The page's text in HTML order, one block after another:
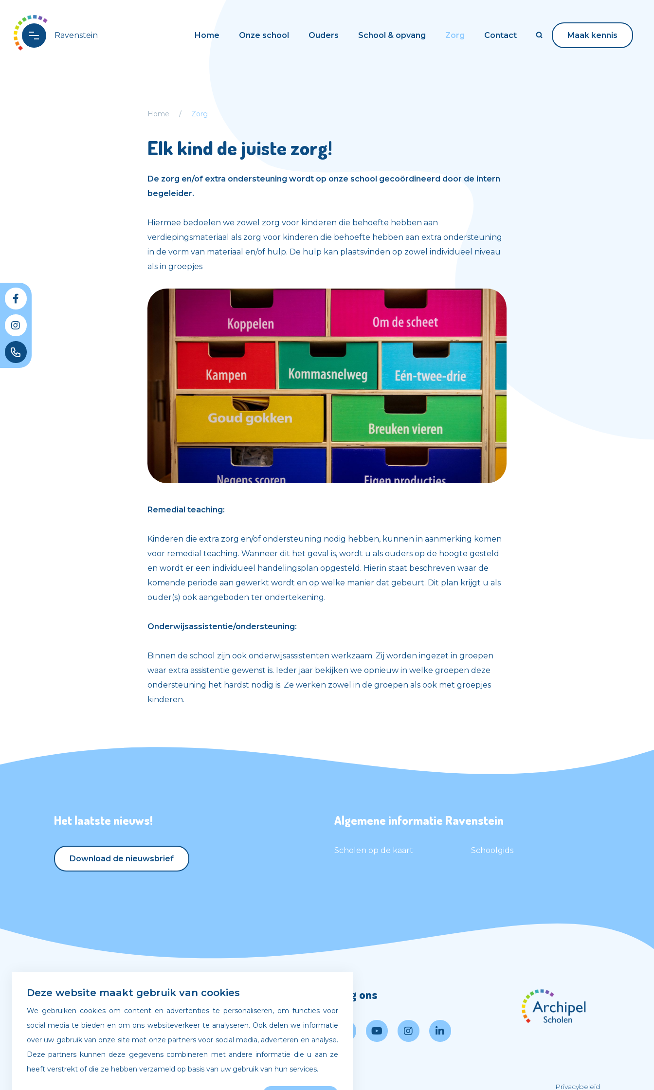
Ravenstein Home Onze school Ouders School & opvang Zorg Contact Maak kennis
Maak kennis
Home Zorg
Elk kind de juiste zorg!
De zorg en/of extra ondersteuning wordt op onze school gecoördineerd door de intern
begeleider.
Hiermee bedoelen we zowel zorg voor kinderen die behoefte hebben aan
verdiepingsmateriaal als zorg voor kinderen die behoefte hebben aan extra ondersteuning
in de vorm van materiaal en/of hulp. De hulp kan plaatsvinden op zowel individueel niveau
als in groepjes
Remedial teaching:
Kinderen die extra zorg en/of ondersteuning nodig hebben, kunnen in aanmerking komen
voor remedial teaching. Wanneer dit het geval is, wordt u als ouders op de hoogte gesteld
en wordt er een individueel handelingsplan opgesteld. Hierin staat beschreven waar de
komende periode aan gewerkt wordt en op welke manier dat gebeurt. Dit plan krijgt u als
ouder(s) ook aangeboden ter ondertekening.
Onderwijsassistentie/ondersteuning:
Binnen de school zijn ook onderwijsassistenten werkzaam. Zij worden ingezet in groepen
waar extra assistentie gewenst is. Ieder jaar bekijken we opnieuw in welke groepen deze
ondersteuning het hardst nodig is. Ze werken zowel in de groepen als ook met groepjes
kinderen.
Het laatste nieuws!
Download de nieuwsbrief
Download de nieuwsbrief
Algemene informatie Ravenstein
Scholen op de kaart Schoolgids
Snel naar
Leerplicht & verzuim
Verlof aanvragen
Gedragscode
Werken bij Archipel
Volg ons
Privacybeleid
Deze website maakt gebruik van cookies
We gebruiken cookies om content en advertenties te personaliseren, om functies voor
social media te bieden en om ons websiteverkeer te analyseren. Ook delen we informatie
over uw gebruik van onze site met onze partners voor social media, adverteren en analyse.
Deze partners kunnen deze gegevens combineren met andere informatie die u aan ze
heeft verstrekt of die ze hebben verzameld op basis van uw gebruik van hun services.